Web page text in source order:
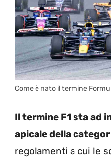
Come è nato il termine
Il termine F1 sta ad
apicale della
regolamenti a cui le